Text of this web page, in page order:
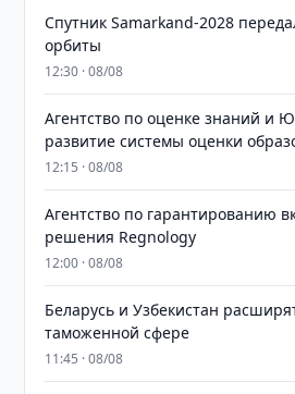
Спутник Samarkand-2028
орбиты
12:30 · 08/08
Агентство по оценке знаний и
развитие системы оценки
12:15 · 08/08
Агентство по гарантированию
решения Regnology
12:00 · 08/08
Беларусь и Узбекистан
таможенной сфере
11:45 · 08/08